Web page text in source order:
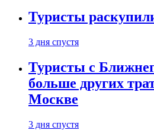
Туристы
3 дня спустя
Туристы с
больше других
Москве
3 дня спустя